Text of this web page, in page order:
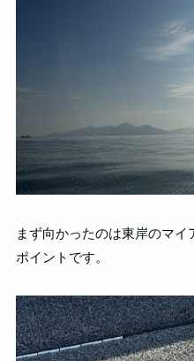
まず向かったのは東岸のマ
ポイントです。